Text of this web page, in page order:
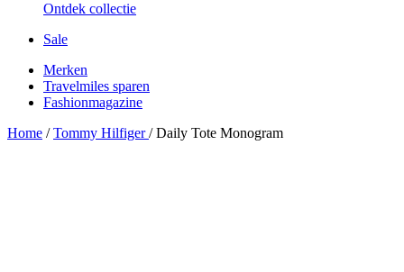
Ontdek collectie
Sale
Merken
Travelmiles sparen
Fashionmagazine
Home / Tommy Hilfiger/ Daily Tote Monogram